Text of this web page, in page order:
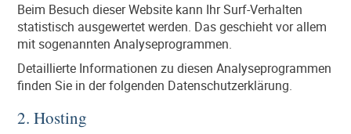
Beim Besuch dieser Website kann Ihr Surf-Verhalten
statistisch ausgewertet werden. Das geschieht vor allem
mit sogenannten Analyseprogrammen.
Detaillierte Informationen zu diesen Analyseprogrammen
finden Sie in der folgenden Datenschutzerklärung.
2. Hosting